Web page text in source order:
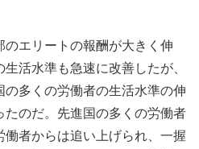
のエリートの報酬が大きく伸
活水準も急速に改善したが、
多くの労働者の生活水準の伸
たのだ。先進国の多くの労働者
者からは追い上げられ、一握